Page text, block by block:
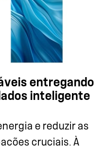
entregando
inteligente
e reduzir as
cruciais. À